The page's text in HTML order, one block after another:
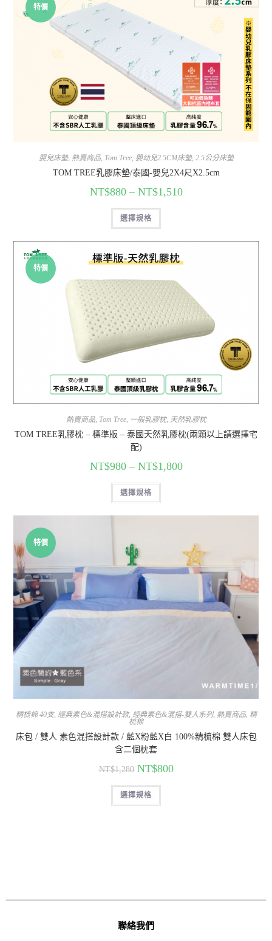
特價
嬰兒床墊, 熱賣商品, Tom Tree, 嬰幼兒2.5CM床墊, 2.5公分床墊
TOM TREE乳膠床墊/泰國-嬰兒2X4尺X2.5cm
NT$880– NT$1,510
選擇規格
特價
熱賣商品, Tom Tree, 一般乳膠枕, 天然乳膠枕
TOM TREE乳膠枕 – 標準版 – 泰國天然乳膠枕(兩顆以上請選擇宅
配)
NT$980– NT$1,800
選擇規格
特價
精梳棉 40支, 經典素色&混搭設計款, 經典素色&混搭-雙人系列, 熱賣商品, 精
梳棉
床包 / 雙人 素色混搭設計款 / 藍X粉藍X白 100%精梳棉 雙人床包
含二個枕套
NT$1,280 NT$800
選擇規格
聯絡我們